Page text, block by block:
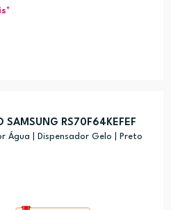
SAMSUNG RS70F64KEFEF
Água | Dispensador Gelo | Preto